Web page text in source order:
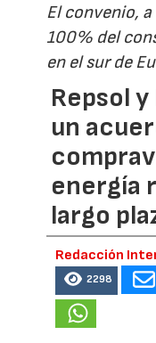
El convenio,
100% del
en el sur de
Repsol
un
energía
largo
Redacción
2298